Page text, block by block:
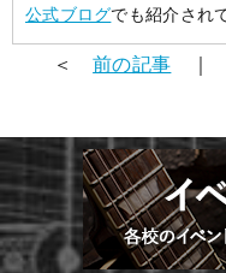
公式ブログでも紹介され
＜前の記事